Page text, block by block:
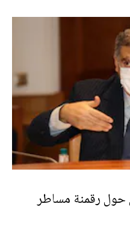
حول رقمنة مساطر